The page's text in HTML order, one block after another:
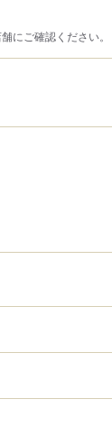
にご確認ください。